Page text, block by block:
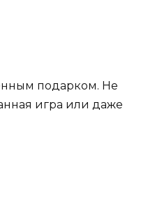
подарком. Не
игра или даже